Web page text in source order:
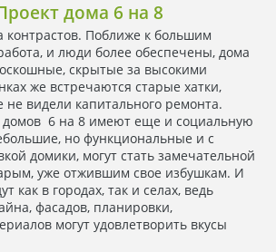
дома 6 на 8
контрастов. Поближе к большим
и люди более обеспечены, дома
скрытые за высокими
же встречаются старые хатки,
не видели капитального ремонта.
домов 6 на 8 имеют еще и социальную
но функциональные и с
домики, могут стать замечательной
уже отжившим свое избушкам. И
как в городах, так и селах, ведь
фасадов, планировки,
могут удовлетворить вкусы